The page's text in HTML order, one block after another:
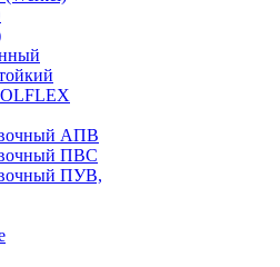
АПВ
ПВС
ПУВ,